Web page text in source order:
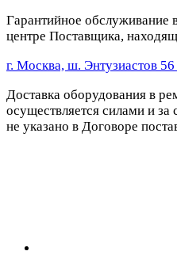
Гарантийное обслуживание
центре Поставщика,
г. Москва, ш. Энтузиастов 56
Доставка оборудования в
осуществляется силами и за
не указано в Договоре